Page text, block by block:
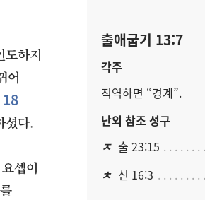
하지
어
18
셨다.
셉이
출애굽기 13:7
각주
직역하면 “경계”.
난외 참조 성구
ㅈ 출 23:15
ㅊ 신 16:3